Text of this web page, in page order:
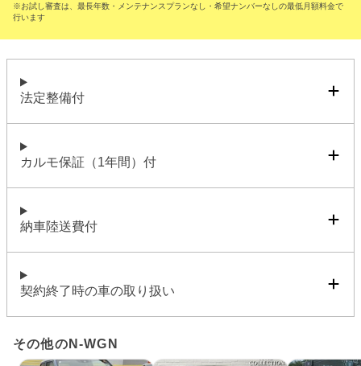
※お試し審査は、最長年数・メンテナンスプランなし・希望ナンバーなしの最低月額料金で
行います
法定整備付
カルモ保証（1年間）付
納車陸送費付
契約終了時の車の取り扱い
その他のN-WGN